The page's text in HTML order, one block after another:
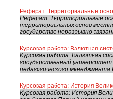
Реферат: Территориальные
Реферат: Территориальные
территориальных основ
государстве неразрывно
Курсовая работа: Валютная
Курсовая работа: Валютная
государственный
педагогического
Курсовая работа: История
Курсовая работа: История